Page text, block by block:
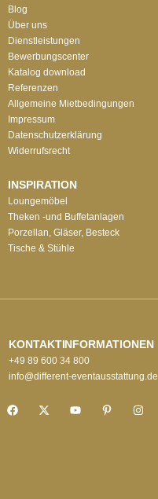
Blog
Über uns
Dienstleistungen
Bewerbungscenter
Katalog download
Referenzen
Allgemeine Mietbedingungen
Impressum
Datenschutzerklärung
Widerrufsrecht
INSPIRATION
Loungemöbel
Theken -und Buffetanlagen
Porzellan, Gläser, Besteck
Tische & Stühle
KONTAKTINFORMATIONEN
+49 89 600 34 800
info@different-eventausstattung.de